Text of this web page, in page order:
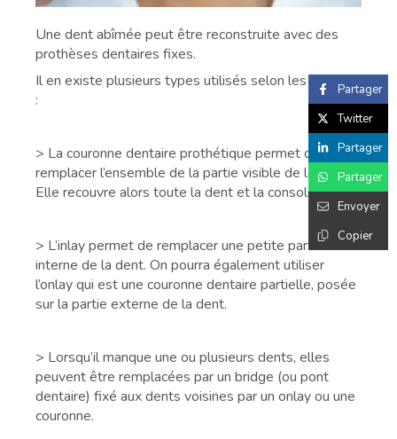
Une dent abîmée peut être reconstruite avec des
prothèses dentaires fixes.
Il en existe plusieurs types utilisés selon les besoins
:
> La couronne dentaire prothétique permet de
remplacer l’ensemble de la partie visible de la dent.
Elle recouvre alors toute la dent et la consolide.
> L’inlay permet de remplacer une petite partie
interne de la dent. On pourra également utiliser
l’onlay qui est une couronne dentaire partielle, posée
sur la partie externe de la dent.
> Lorsqu’il manque une ou plusieurs dents, elles
peuvent être remplacées par un bridge (ou pont
dentaire) fixé aux dents voisines par un onlay ou une
couronne.
Partager
Twitter
Partager
Partager
Envoyer
Copier